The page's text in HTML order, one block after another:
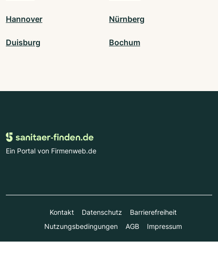
Hannover Nürnberg
Duisburg Bochum
Ein Portal von Firmenweb.de
Kontakt Datenschutz
Barrierefreiheit
Nutzungsbedingungen
AGB Impressum